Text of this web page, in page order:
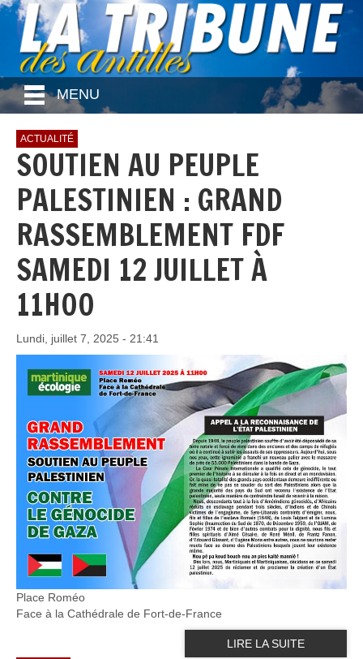
MENU
ACTUALITÉ
SOUTIEN AU PEUPLE
PALESTINIEN : GRAND
RASSEMBLEMENT FDF
SAMEDI 12 JUILLET À
11H00
Lundi, juillet 7, 2025 - 21:41
Place Roméo
Face à la Cathédrale de Fort-de-France
LIRE LA SUITE